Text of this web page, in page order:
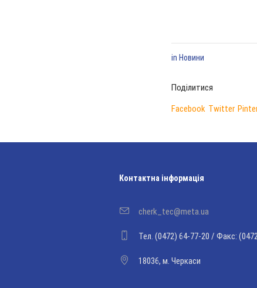
in Новини
Поділитися
Facebook Twitter
Контактна інформація
cherk_tec@meta.ua
Тел. (0472) 64-77-20 / Факс:
18036, м. Черкаси